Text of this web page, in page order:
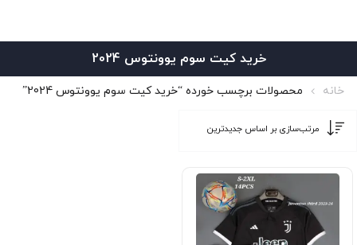
خرید کیت سوم یوونتوس 2024
خانه محصولات برچسب خورده “خرید کیت سوم یوونتوس 2024”